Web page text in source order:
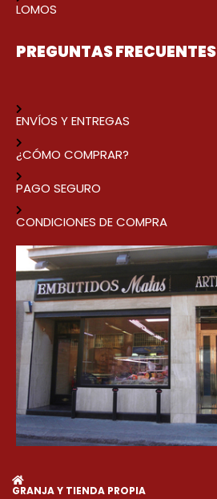
LOMOS
PREGUNTAS FRECUENTES
ENVÍOS Y ENTREGAS
¿CÓMO COMPRAR?
PAGO SEGURO
CONDICIONES DE COMPRA
GRANJA Y TIENDA PROPIA